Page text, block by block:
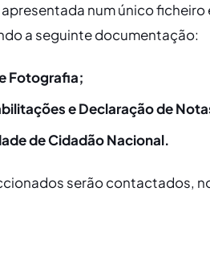
num único ficheiro
a seguinte documentação:
Fotografia;
e Declaração de
de Cidadão Nacional.
serão contactados,